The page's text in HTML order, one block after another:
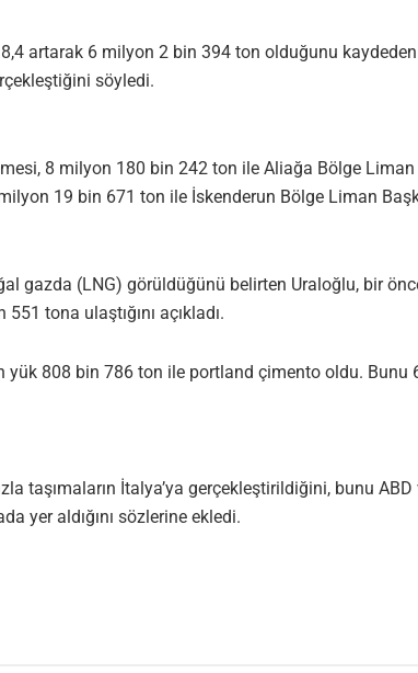
artarak 6 milyon 2 bin 394 ton olduğunu
söyledi.
8 milyon 180 bin 242 ton ile Aliağa Bölge Liman
19 bin 671 ton ile İskenderun Bölge Liman
gazda (LNG) görüldüğünü belirten Uraloğlu, bir
tona ulaştığını açıkladı.
yük 808 bin 786 ton ile portland çimento oldu.
taşımaların İtalya’ya gerçekleştirildiğini, bunu ABD
yer aldığını sözlerine ekledi.